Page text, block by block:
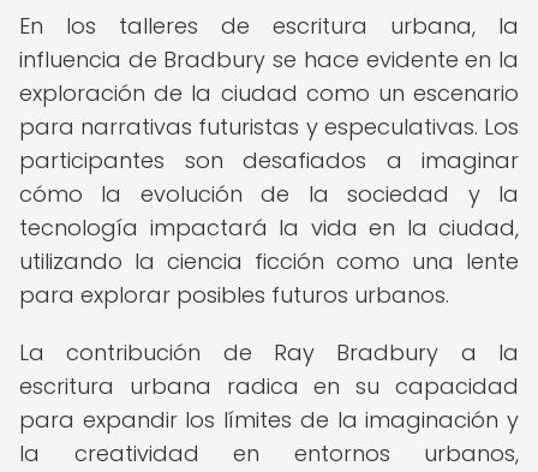
En los talleres de escritura urbana, la
influencia de Bradbury se hace evidente en la
exploración de la ciudad como un escenario
para narrativas futuristas y especulativas. Los
participantes son desafiados a imaginar
cómo la evolución de la sociedad y la
tecnología impactará la vida en la ciudad,
utilizando la ciencia ficción como una lente
para explorar posibles futuros urbanos.
La contribución de Ray Bradbury a la
escritura urbana radica en su capacidad
para expandir los límites de la imaginación y
la creatividad en entornos urbanos,